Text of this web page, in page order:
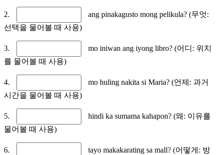
2.
ang pinakagusto mong pelikula? (무엇:
선택을 물어볼 때 사용)
3.
mo iniwan ang iyong libro? (어디: 위치
를 물어볼 때 사용)
4.
mo huling nakita si Maria? (언제: 과거
시간을 물어볼 때 사용)
5.
hindi ka sumama kahapon? (왜: 이유를
물어볼 때 사용)
6.
tayo makakarating sa mall? (어떻게: 방